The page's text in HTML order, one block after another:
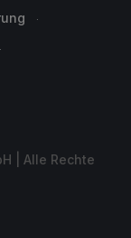
| Alle Rechte